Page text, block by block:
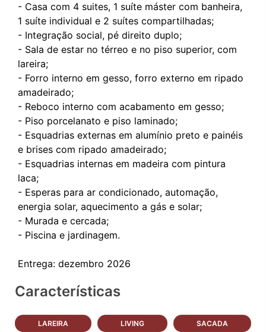
- Casa com 4 suites, 1 suíte máster com banheira,
1 suíte individual e 2 suítes compartilhadas;
- Integração social, pé direito duplo;
- ⁠Sala de estar no térreo e no piso superior, com
lareira;
- Forro interno em gesso, forro externo em ripado
amadeirado;
- Reboco interno com acabamento em gesso;
- Piso porcelanato e piso laminado;
- Esquadrias externas em alumínio preto e painéis
e brises com ripado amadeirado;
- Esquadrias internas em madeira com pintura
laca;
- Esperas para ar condicionado, automação,
energia solar, aquecimento a gás e solar;
- Murada e cercada;
- Piscina e jardinagem.
Características
LAREIRA LIVING SACADA